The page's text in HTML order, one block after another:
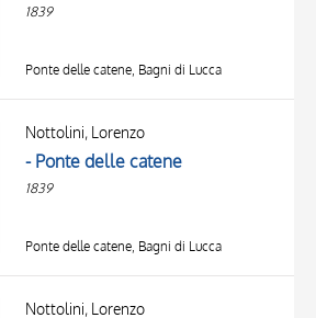
1839
Ponte delle catene, Bagni di Lucca
Nottolini, Lorenzo
- Ponte delle catene
1839
Ponte delle catene, Bagni di Lucca
Nottolini, Lorenzo